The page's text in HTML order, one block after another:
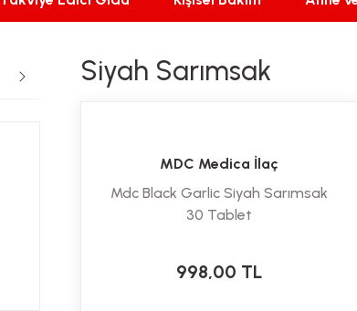
Siyah Sarımsak
MDC Medica İlaç
Mdc Black Garlic Siyah Sarımsak
30 Tablet
998,00 TL